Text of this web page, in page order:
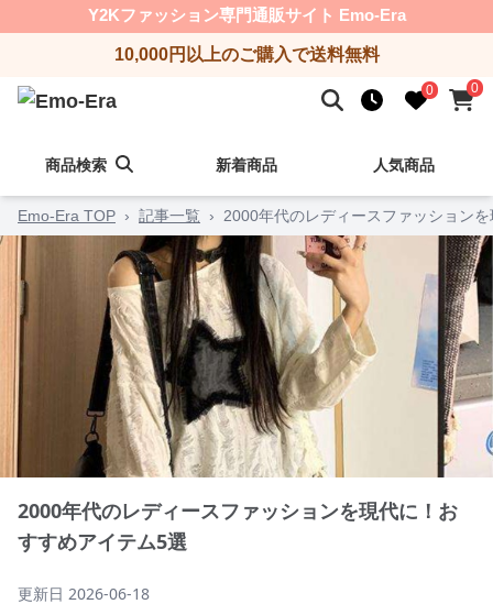
Y2Kファッション専門通販サイト Emo-Era
10,000円以上のご購入で送料無料
0 0
商品検索 新着商品 人気商品
Emo-Era TOP › 記事一覧 › 2000年代のレディースファッション
2000年代のレディースファッションを現代に！お
すすめアイテム5選
更新日 2026-06-18